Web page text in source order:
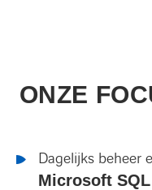
ONZE
Dagelijks beheer
Microsoft